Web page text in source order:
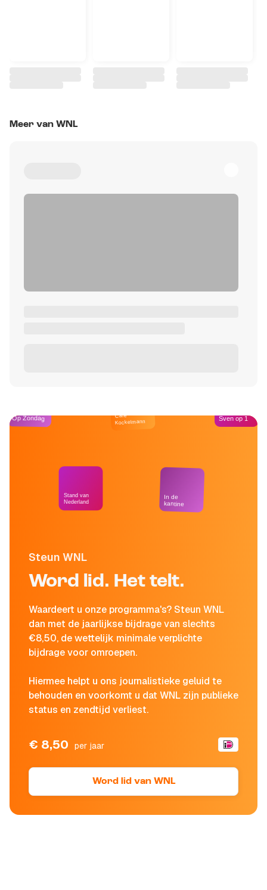
Meer van WNL
Steun WNL
Word lid. Het telt.
Waardeert u onze programma's? Steun WNL
dan met de jaarlijkse bijdrage van slechts
€8,50, de wettelijk minimale verplichte
bijdrage voor omroepen.
Hiermee helpt u ons journalistieke geluid te
behouden en voorkomt u dat WNL zijn publieke
status en zendtijd verliest.
€ 8,50 per jaar
Word lid van WNL
Op Zondag
Stand van
Nederland
Café
Kockelmann
In de
kantine
Sven op 1